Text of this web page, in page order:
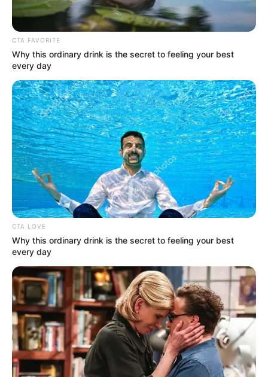
CTA FAVORITE
Why this ordinary drink is the secret to feeling your best
every day
CTA LOVE
Why this ordinary drink is the secret to feeling your best
every day